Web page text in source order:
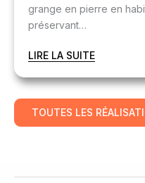
grange en pierre en
préservant…
LIRE LA SUITE
TOUTES LES